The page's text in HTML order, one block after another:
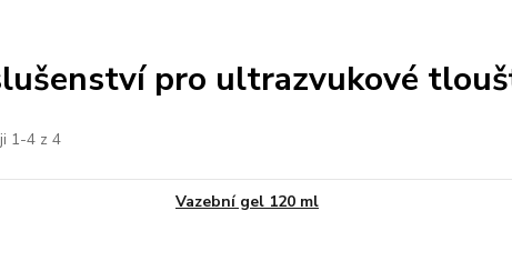
pro ultrazvukové
1-4 z 4
Vazební gel 120 ml